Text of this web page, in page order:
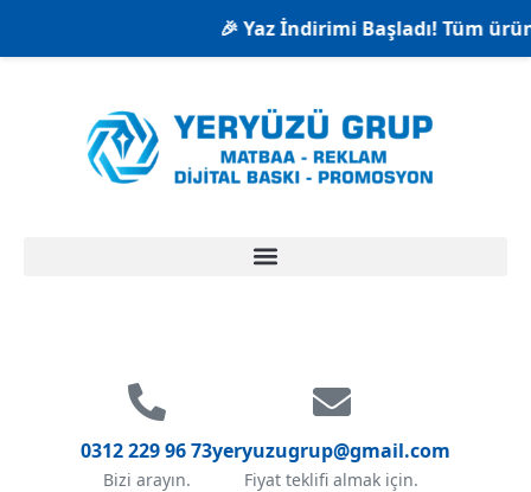
🎉 Yaz İndirimi Başladı! Tüm
0312 229 96 73
Bizi arayın.
yeryuzugrup@gmail.com
Fiyat teklifi almak için.